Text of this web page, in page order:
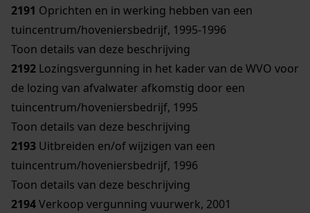
2191 Oprichten en in werking hebben van een
tuincentrum/hoveniersbedrijf, 1995-1996
Toon details van deze beschrijving
2192 Lozingsvergunning in het kader van de WVO voor
de lozing van afvalwater afkomstig door een
tuincentrum/hoveniersbedrijf, 1995
Toon details van deze beschrijving
2193 Uitbreiden en/of wijzigen van een
tuincentrum/hoveniersbedrijf, 1996
Toon details van deze beschrijving
2194Verkoop vergunning vuurwerk, 2001